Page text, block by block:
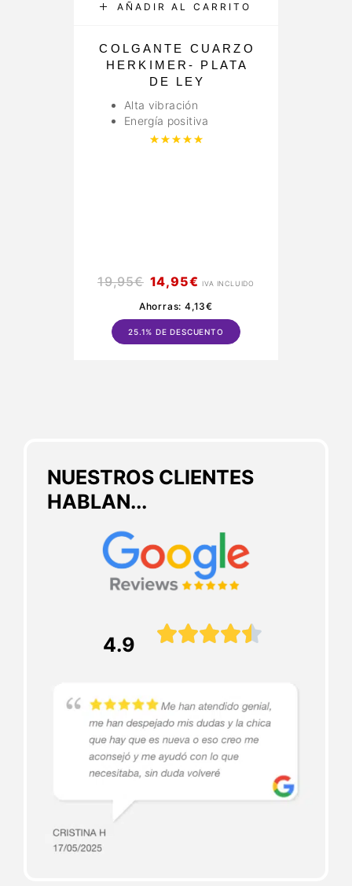
NUESTROS CLIENTES
HABLAN...
4.9 
AÑADIR AL CARRITO
COLGANTE CUARZO
HERKIMER- PLATA
DE LEY
Alta vibración
Energía positiva
Valorado con
19,95€ 14,95€ IVA INCLUIDO
Ahorras: 4,13€
25.1% DE DESCUENTO